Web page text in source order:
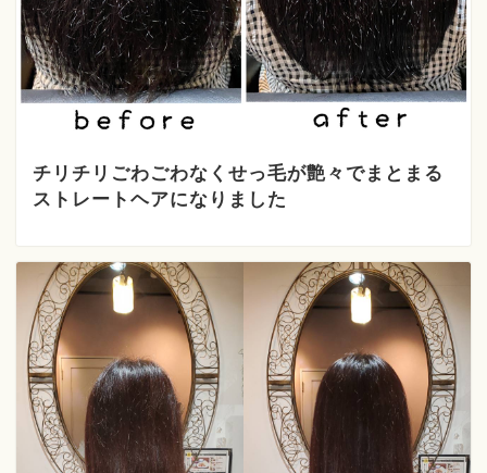
チリチリごわごわなくせっ毛が艶々でまとまる
ストレートヘアになりました